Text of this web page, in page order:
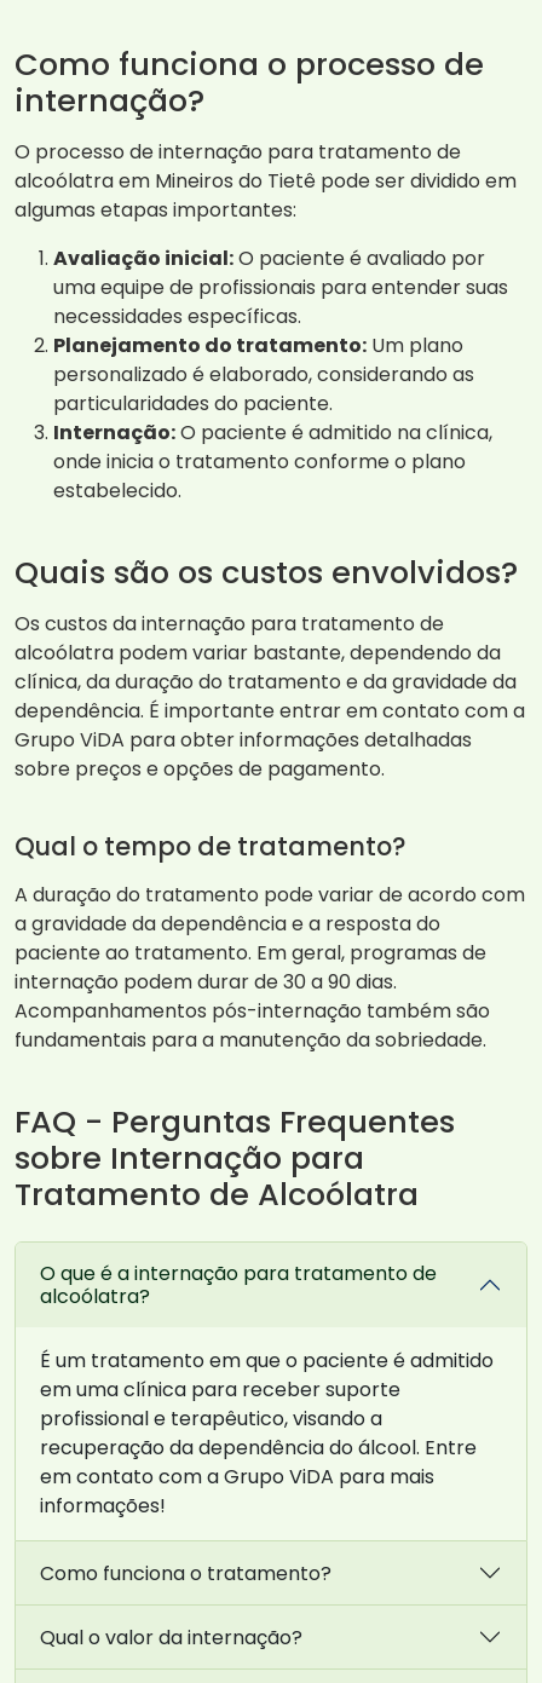
Como funciona o processo de
internação?
O processo de internação para tratamento de
alcoólatra em Mineiros do Tietê pode ser dividido em
algumas etapas importantes:
Avaliação inicial:O paciente é avaliado por
uma equipe de profissionais para entender suas
necessidades específicas.
Planejamento do tratamento: Um plano
personalizado é elaborado, considerando as
particularidades do paciente.
Internação:O paciente é admitido na clínica,
onde inicia o tratamento conforme o plano
estabelecido.
Quais são os custos envolvidos?
Os custos da internação para tratamento de
alcoólatra podem variar bastante, dependendo da
clínica, da duração do tratamento e da gravidade da
dependência. É importante entrar em contato com a
Grupo ViDA para obter informações detalhadas
sobre preços e opções de pagamento.
Qual o tempo de tratamento?
A duração do tratamento pode variar de acordo com
a gravidade da dependência e a resposta do
paciente ao tratamento. Em geral, programas de
internação podem durar de 30 a 90 dias.
Acompanhamentos pós-internação também são
fundamentais para a manutenção da sobriedade.
FAQ - Perguntas Frequentes
sobre Internação para
Tratamento de Alcoólatra
O que é a internação para tratamento de
alcoólatra?
É um tratamento em que o paciente é admitido
em uma clínica para receber suporte
profissional e terapêutico, visando a
recuperação da dependência do álcool. Entre
em contato com a Grupo ViDA para mais
informações!
Como funciona o tratamento?
Qual o valor da internação?